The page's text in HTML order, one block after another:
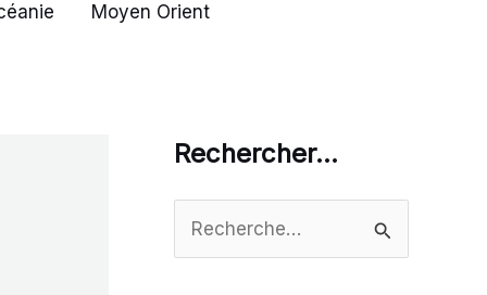
Moyen Orient
Rechercher…
e